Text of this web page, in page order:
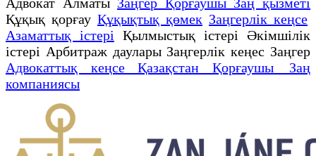
Құқық қорғау Құқықтық қөмек Заңгерлік кеңсе
Азаматтық істері Қылмыстық істері Әкімшілік
істері Арбитраж даулары Заңгерлік кеңес Заңгер
Адвокаттық кеңсе Қазақстан Қорғаушы Заң
компаниясы